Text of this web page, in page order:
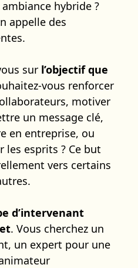
hybride ?
appelle des
sur l’objectif que
vous renforcer
motiver
un message clé,
en entreprise, ou
esprits ? Ce but
vers certains
d’intervenant
. Vous cherchez un
un expert pour une